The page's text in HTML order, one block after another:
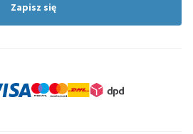
Zapisz się